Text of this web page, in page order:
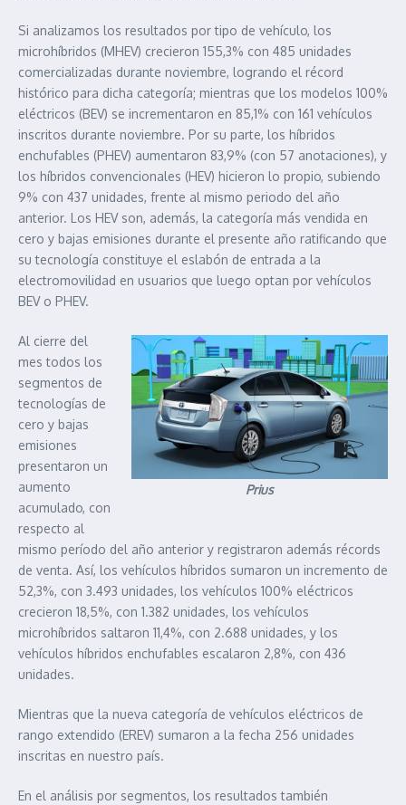
Si analizamos los resultados por tipo de vehículo, los
microhíbridos (MHEV) crecieron 155,3% con 485 unidades
comercializadas durante noviembre, logrando el récord
histórico para dicha categoría; mientras que los modelos 100%
eléctricos (BEV) se incrementaron en 85,1% con 161 vehículos
inscritos durante noviembre. Por su parte, los híbridos
enchufables (PHEV) aumentaron 83,9% (con 57 anotaciones), y
los híbridos convencionales (HEV) hicieron lo propio, subiendo
9% con 437 unidades, frente al mismo periodo del año
anterior. Los HEV son, además, la categoría más vendida en
cero y bajas emisiones durante el presente año ratificando que
su tecnología constituye el eslabón de entrada a la
electromovilidad en usuarios que luego optan por vehículos
BEV o PHEV.
Prius
Al cierre del
mes todos los
segmentos de
tecnologías de
cero y bajas
emisiones
presentaron un
aumento
acumulado, con
respecto al
mismo período del año anterior y registraron además récords
de venta. Así, los vehículos híbridos sumaron un incremento de
52,3%, con 3.493 unidades, los vehículos 100% eléctricos
crecieron 18,5%, con 1.382 unidades, los vehículos
microhíbridos saltaron 11,4%, con 2.688 unidades, y los
vehículos híbridos enchufables escalaron 2,8%, con 436
unidades.
Mientras que la nueva categoría de vehículos eléctricos de
rango extendido (EREV) sumaron a la fecha 256 unidades
inscritas en nuestro país.
En el análisis por segmentos, los resultados también